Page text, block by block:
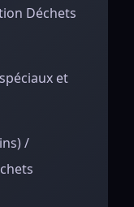
Déchets
et
/